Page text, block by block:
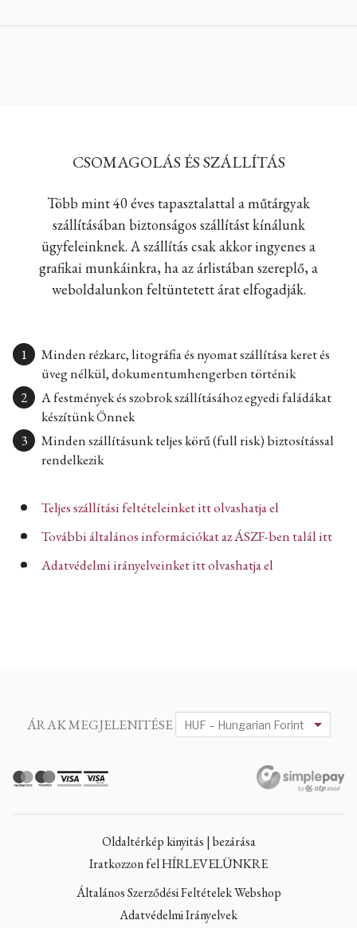
CSOMAGOLÁS ÉS SZÁLLÍTÁS
Több mint 40 éves tapasztalattal a műtárgyak
szállításában biztonságos szállítást kínálunk
ügyfeleinknek. A szállítás csak akkor ingyenes a
grafikai munkáinkra, ha az árlistában szereplő, a
weboldalunkon feltüntetett árat elfogadják.
Minden rézkarc, litográfia és nyomat szállítása keret és
üveg nélkül, dokumentumhengerben történik
A festmények és szobrok szállításához egyedi faládákat
készítünk Önnek
Minden szállításunk teljes körű (full risk) biztosítással
rendelkezik
Teljes szállítási feltételeinket itt olvashatja el
További általános információkat az ÁSZF-ben talál itt
Adatvédelmi irányelveinket itt olvashatja el
ÁRAK MEGJELENITÉSE
Oldaltérkép kinyitás | bezárása
Iratkozzon fel HÍRLEVELÜNKRE
Általános Szerződési Feltételek Webshop
Adatvédelmi Irányelvek